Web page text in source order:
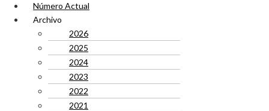
Número Actual
Archivo
2026
2025
2024
2023
2022
2021